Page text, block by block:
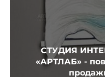
СТУДИЯ
«АРТЛАБ» -